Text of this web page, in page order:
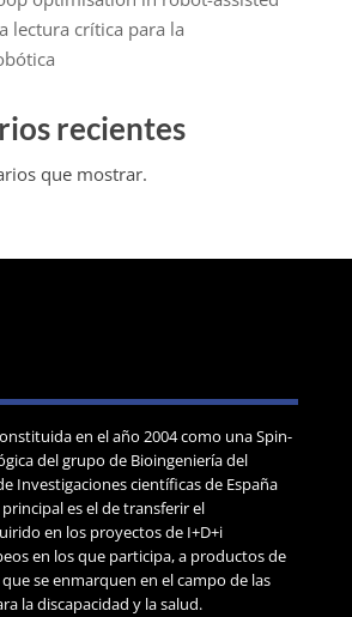
lectura crítica para la
recientes
que mostrar.
en el año 2004 como una Spin-
del grupo de Bioingeniería del
Investigaciones científicas de España
es el de transferir el
en los proyectos de I+D+i
en los que participa, a productos de
se enmarquen en el campo de las
la discapacidad y la salud.